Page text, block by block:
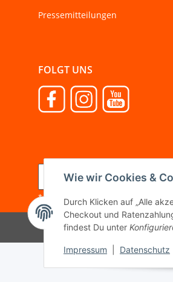
Wie wir Cookies &
Durch Klicken auf „Alle
Checkout und
findest Du unter
Impressum Datenschutz
Pressemitteilungen
FOLGT UNS
Vertrag widerrufen
* Alle Preise inkl. gesetzlicher MwSt.